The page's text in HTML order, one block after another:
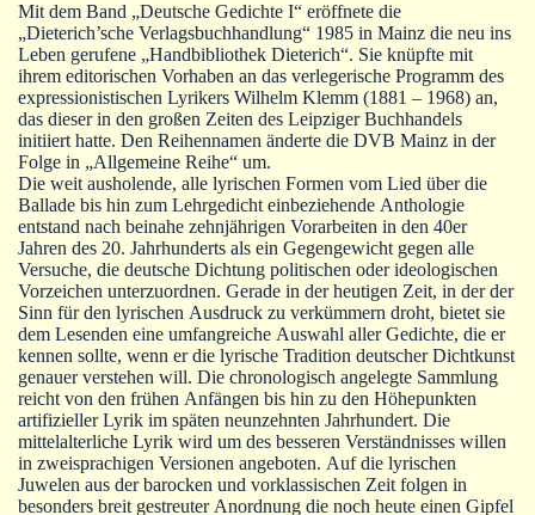
Mit dem Band „Deutsche Gedichte I“ eröffnete die
„Dieterich’sche Verlagsbuchhandlung“ 1985 in Mainz die neu ins
Leben gerufene „Handbibliothek Dieterich“. Sie knüpfte mit
ihrem editorischen Vorhaben an das verlegerische Programm des
expressionistischen Lyrikers Wilhelm Klemm (1881 ‒ 1968) an,
das dieser in den großen Zeiten des Leipziger Buchhandels
initiiert hatte. Den Reihennamen änderte die DVB Mainz in der
Folge in „Allgemeine Reihe“ um.
Die weit ausholende, alle lyrischen Formen vom Lied über die
Ballade bis hin zum Lehrgedicht einbeziehende Anthologie
entstand nach beinahe zehnjährigen Vorarbeiten in den 40er
Jahren des 20. Jahrhunderts als ein Gegengewicht gegen alle
Versuche, die deutsche Dichtung politischen oder ideologischen
Vorzeichen unterzuordnen. Gerade in der heutigen Zeit, in der der
Sinn für den lyrischen Ausdruck zu verkümmern droht, bietet sie
dem Lesenden eine umfangreiche Auswahl aller Gedichte, die er
kennen sollte, wenn er die lyrische Tradition deutscher Dichtkunst
genauer verstehen will. Die chronologisch angelegte Sammlung
reicht von den frühen Anfängen bis hin zu den Höhepunkten
artifizieller Lyrik im späten neunzehnten Jahrhundert. Die
mittelalterliche Lyrik wird um des besseren Verständnisses willen
in zweisprachigen Versionen angeboten. Auf die lyrischen
Juwelen aus der barocken und vorklassischen Zeit folgen in
besonders breit gestreuter Anordnung die noch heute einen Gipfel